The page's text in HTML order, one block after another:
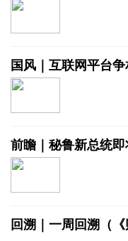
国风｜互联网平台
前瞻｜秘鲁新总统
回溯｜一周回溯（